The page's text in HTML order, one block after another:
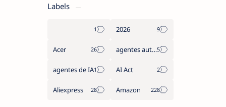
Labels
2026
Acer agentes autónomos
agentes de IA AI Act
Aliexpress Amazon